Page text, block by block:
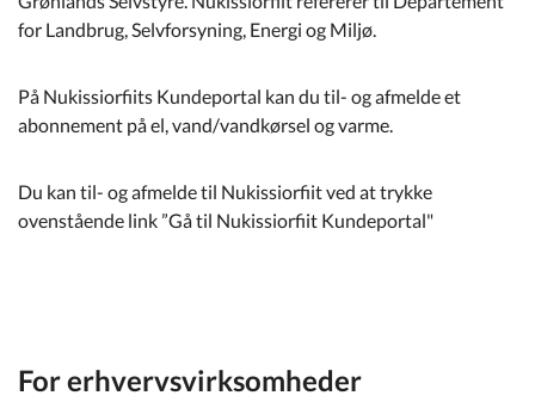
for Landbrug, Selvforsyning, Energi og Miljø.
På Nukissiorfiits Kundeportal kan du til- og afmelde et
abonnement på el, vand/vandkørsel og varme.
Du kan til- og afmelde til Nukissiorfiit ved at trykke
ovenstående link ”Gå til Nukissiorfiit Kundeportal"
For erhvervsvirksomheder